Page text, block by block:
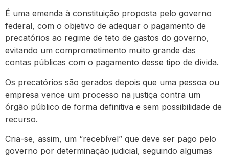
É uma emenda à constituição proposta pelo governo
federal, com o objetivo de adequar o pagamento de
precatórios ao regime de teto de gastos do governo,
evitando um comprometimento muito grande das
contas públicas com o pagamento desse tipo de dívida.
Os precatórios são gerados depois que uma pessoa ou
empresa vence um processo na justiça contra um
órgão público de forma definitiva e sem possibilidade de
recurso.
Cria-se, assim, um “recebível” que deve ser pago pelo
governo por determinação judicial, seguindo algumas